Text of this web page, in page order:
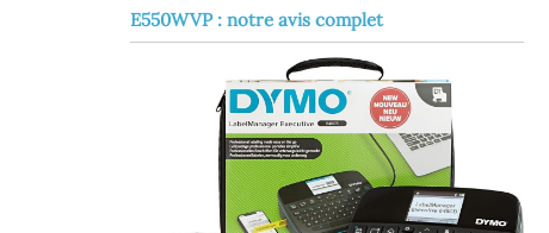
E550WVP : notre avis complet